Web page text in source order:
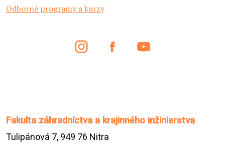
Odborné programy a kurzy
Fakulta záhradníctva a krajinného inžinierstva
Tulipánová 7, 949 76 Nitra